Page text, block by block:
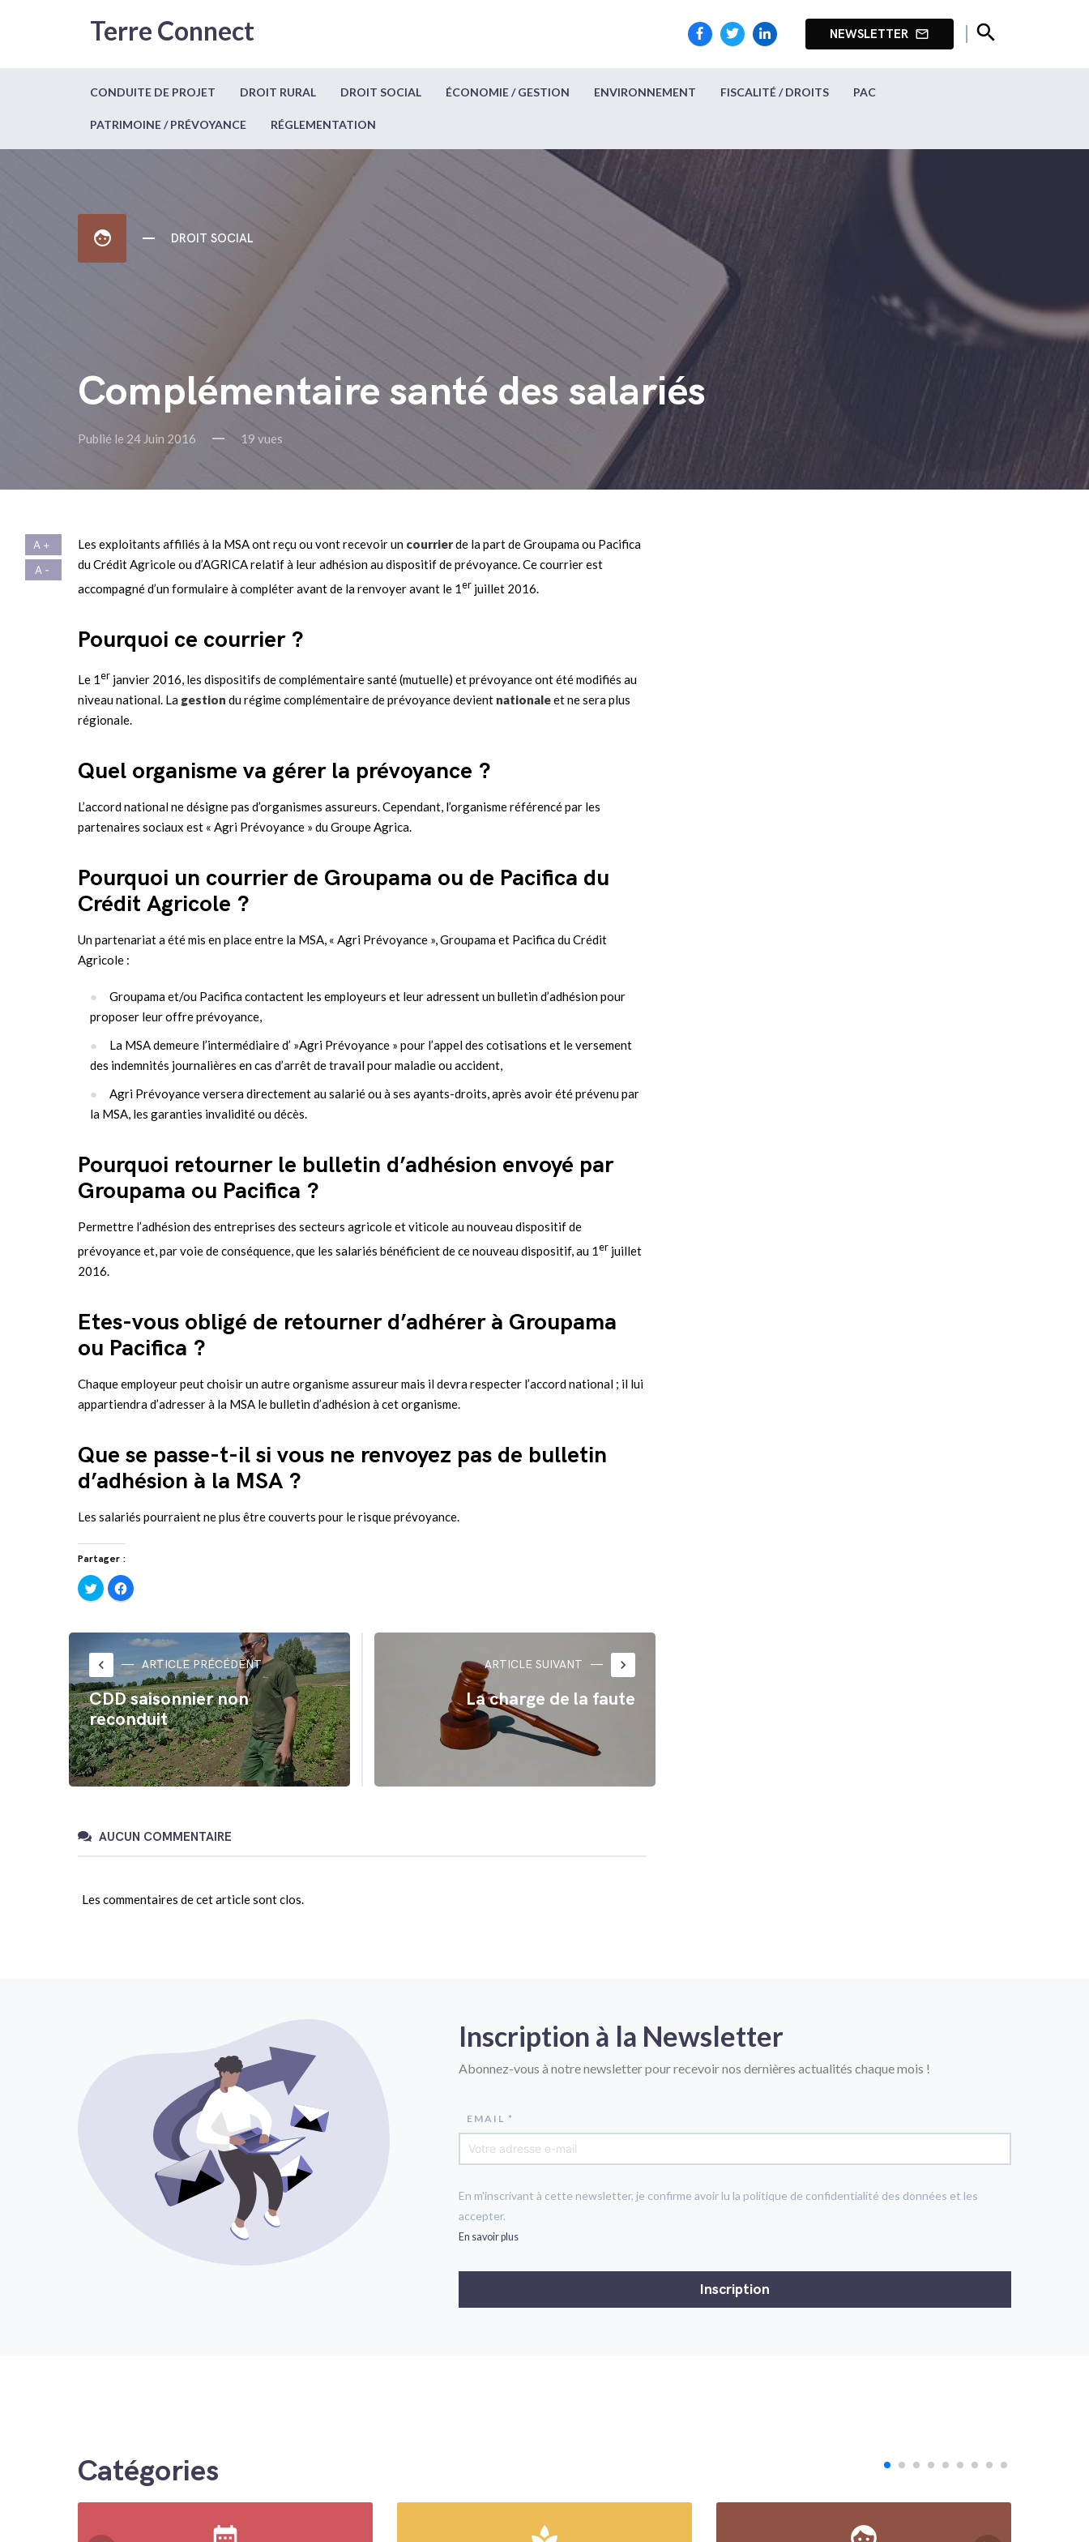
Terre Connect NEWSLETTER mail_outline search
CONDUITE DE PROJET DROIT RURAL DROIT SOCIAL ÉCONOMIE / GESTION ENVIRONNEMENT FISCALITÉ / DROITS PAC
PATRIMOINE / PRÉVOYANCE RÉGLEMENTATION
face DROIT SOCIAL
Complémentaire santé des salariés
Publié le 24 Juin 2016 19 vues
Les exploitants affiliés à la MSA ont reçu ou vont recevoir un courrierde la part de Groupama ou Pacifica
du Crédit Agricole ou d’AGRICA relatif à leur adhésion au dispositif de prévoyance. Ce courrier est
accompagné d’un formulaire à compléter avant de la renvoyer avant le 1er juillet 2016.
Pourquoi ce courrier ?
Le 1er janvier 2016, les dispositifs de complémentaire santé (mutuelle) et prévoyance ont été modifiés au
niveau national. La gestion du régime complémentaire de prévoyance devient nationaleet ne sera plus
régionale.
Quel organisme va gérer la prévoyance ?
L’accord national ne désigne pas d’organismes assureurs. Cependant, l’organisme référencé par les
partenaires sociaux est « Agri Prévoyance » du Groupe Agrica.
Pourquoi un courrier de Groupama ou de Pacifica du
Crédit Agricole ?
Un partenariat a été mis en place entre la MSA, « Agri Prévoyance », Groupama et Pacifica du Crédit
Agricole :
Groupama et/ou Pacifica contactent les employeurs et leur adressent un bulletin d’adhésion pour
proposer leur offre prévoyance,
La MSA demeure l’intermédiaire d’ »Agri Prévoyance » pour l’appel des cotisations et le versement
des indemnités journalières en cas d’arrêt de travail pour maladie ou accident,
Agri Prévoyance versera directement au salarié ou à ses ayants-droits, après avoir été prévenu par
la MSA, les garanties invalidité ou décès.
Pourquoi retourner le bulletin d’adhésion envoyé par
Groupama ou Pacifica ?
Permettre l’adhésion des entreprises des secteurs agricole et viticole au nouveau dispositif de
prévoyance et, par voie de conséquence, que les salariés bénéficient de ce nouveau dispositif, au 1er juillet
2016.
Etes-vous obligé de retourner d’adhérer à Groupama
ou Pacifica ?
Chaque employeur peut choisir un autre organisme assureur mais il devra respecter l’accord national ; il lui
appartiendra d’adresser à la MSA le bulletin d’adhésion à cet organisme.
Que se passe-t-il si vous ne renvoyez pas de bulletin
d’adhésion à la MSA ?
Les salariés pourraient ne plus être couverts pour le risque prévoyance.
Partager :
Cliquez
pour
partager
dans
nouvelle
fenêtre)
Cliquez
pour
partager
dans
une
fenêtre)
keyboard_arrow_left ARTICLE PRÉCÉDENT
CDD saisonnier non
reconduit
ARTICLE SUIVANT keyboard_arrow_right
La charge de la faute
AUCUN COMMENTAIRE
Les commentaires de cet article sont clos.
Inscription à la Newsletter
Abonnez-vous à notre newsletter pour recevoir nos dernières actualités chaque mois !
EMAIL *
En m'inscrivant à cette newsletter, je confirme avoir lu la politique de confidentialité des données et les
accepter.
En savoir plus
Catégories